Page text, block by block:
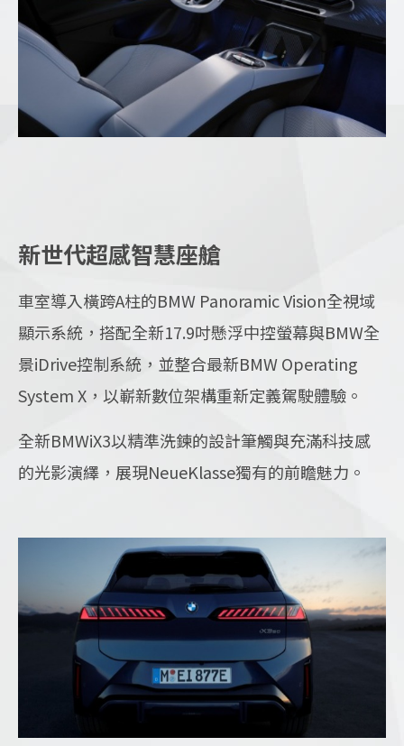
新世代超感智慧座艙
車室導入橫跨A柱的BMW Panoramic Vision全視域
顯示系統，搭配全新17.9吋懸浮中控螢幕與BMW全
景iDrive控制系統，並整合最新BMW Operating
System X，以嶄新數位架構重新定義駕駛體驗。
全新BMWiX3以精準洗鍊的設計筆觸與充滿科技感
的光影演繹，展現NeueKlasse獨有的前瞻魅力。